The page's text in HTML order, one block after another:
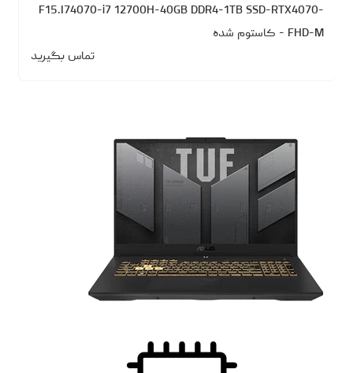
F15.I74070-i7 12700H-40GB DDR4-1TB SSD-RTX4070-
FHD-M - کاستوم شده
تماس بگیرید